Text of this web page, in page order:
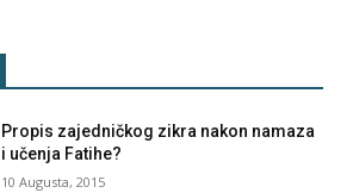
Propis zajedničkog zikra nakon namaza
i učenja Fatihe?
10 Augusta, 2015